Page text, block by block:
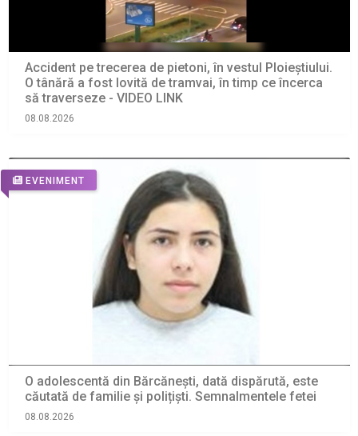
Accident pe trecerea de pietoni, în vestul Ploieștiului.
O tânără a fost lovită de tramvai, în timp ce încerca
să traverseze - VIDEO LINK
08.08.2026
EVENIMENT
O adolescentă din Bărcănești, dată dispărută, este
căutată de familie și polițiști. Semnalmentele fetei
08.08.2026